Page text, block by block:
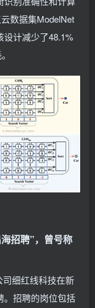
数据集ModelNet
设计减少了48.1%
招聘”，曾号称
细红线科技在新
。招聘的岗位包括